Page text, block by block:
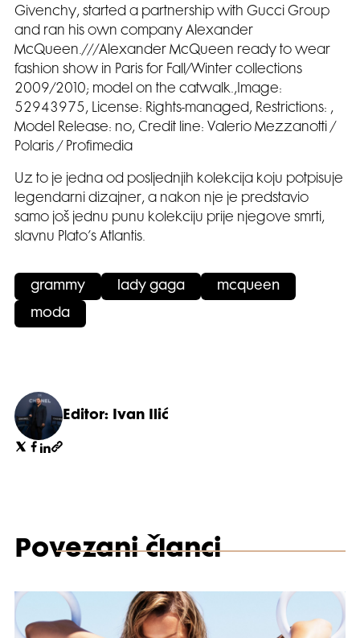
Givenchy, started a partnership with Gucci Group
and ran his own company Alexander
McQueen.///Alexander McQueen ready to wear
fashion show in Paris for Fall/Winter collections
2009/2010; model on the catwalk.,Image:
52943975, License: Rights-managed, Restrictions: ,
Model Release: no, Credit line: Valerio Mezzanotti /
Polaris / Profimedia
Uz to je jedna od posljednjih kolekcija koju potpisuje
legendarni dizajner, a nakon nje je predstavio
samo još jednu punu kolekciju prije njegove smrti,
slavnu Plato’s Atlantis.
grammy lady gaga mcqueen
moda
Editor: Ivan Ilić
Povezani članci